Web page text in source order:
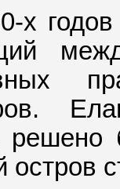
х